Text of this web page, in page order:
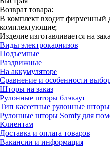
Возврат товара:
В комплект входит фирменный
комплектующие;
Изделие изготавливается на
Виды электрокарнизов
Подъемные
Раздвижные
На аккумуляторе
Сравнение и особенности
Шторы на заказ
Рулонные шторы блэкаут
Тип кассетные рулонные шторы
Рулонные шторы Somfy для
Клиентам
Доставка и оплата товаров
Вакансии и информация